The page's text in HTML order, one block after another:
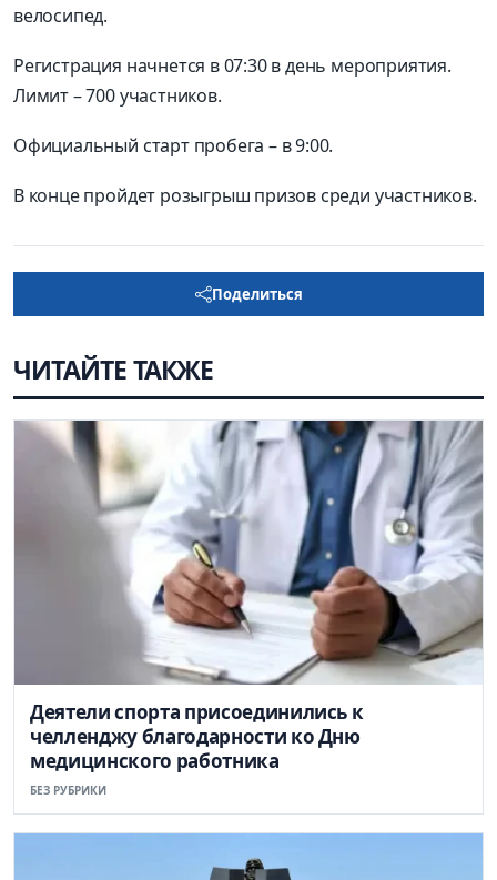
велосипед.
Регистрация начнется в 07:30 в день мероприятия.
Лимит – 700 участников.
Официальный старт пробега – в 9:00.
В конце пройдет розыгрыш призов среди участников.
Поделиться
ЧИТАЙТЕ ТАКЖЕ
Деятели спорта присоединились к
челленджу благодарности ко Дню
медицинского работника
БЕЗ РУБРИКИ